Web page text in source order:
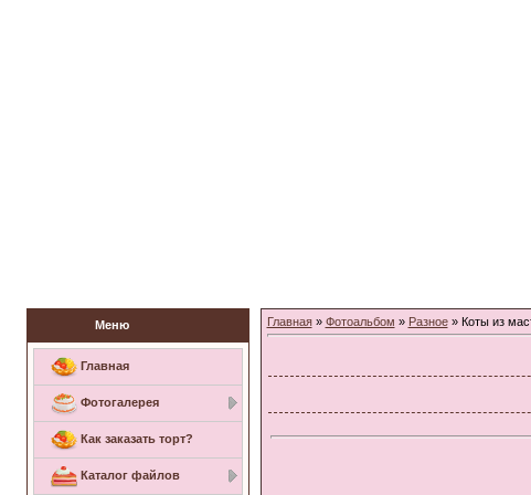
Меню
Главная
Фотогалерея
Как заказать торт?
Каталог файлов
Главная» Фотоальбом » Разное» Коты из